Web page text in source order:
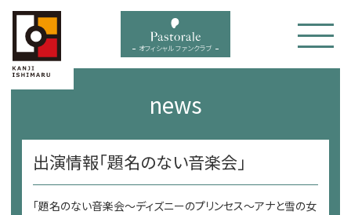
menu オフィシャル ファンクラブ
news
出演情報「題名のない音楽会」
「題名のない音楽会～ディズニーのプリンセス～アナと雪の女